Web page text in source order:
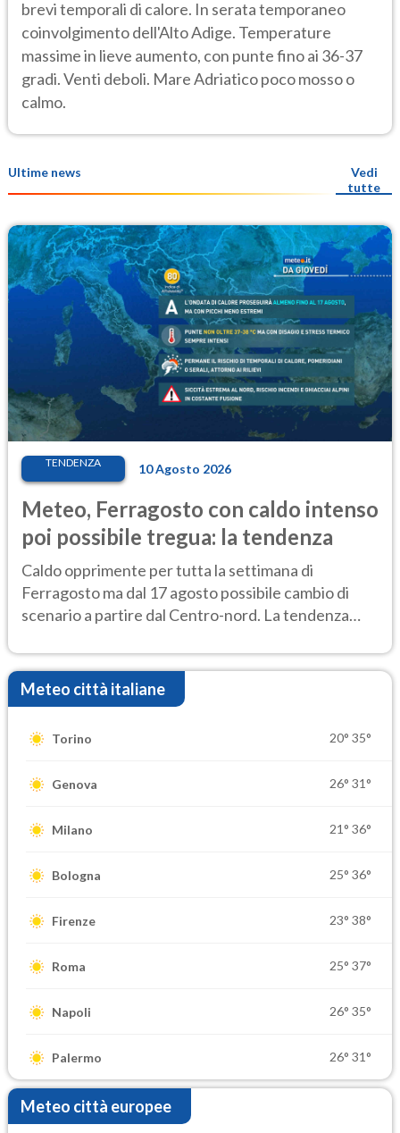
brevi temporali di calore. In serata temporaneo
coinvolgimento dell'Alto Adige. Temperature
massime in lieve aumento, con punte fino ai 36-37
gradi. Venti deboli. Mare Adriatico poco mosso o
calmo.
Ultime news
Vedi
tutte
TENDENZA 10 Agosto 2026
Meteo, Ferragosto con caldo intenso
poi possibile tregua: la tendenza
Caldo opprimente per tutta la settimana di
Ferragosto ma dal 17 agosto possibile cambio di
scenario a partire dal Centro-nord. La tendenza
Meteo città italiane
Torino 20° 35°
Genova 26° 31°
Milano 21° 36°
Bologna 25° 36°
Firenze 23° 38°
Roma 25° 37°
Napoli 26° 35°
Palermo 26° 31°
Meteo città europee